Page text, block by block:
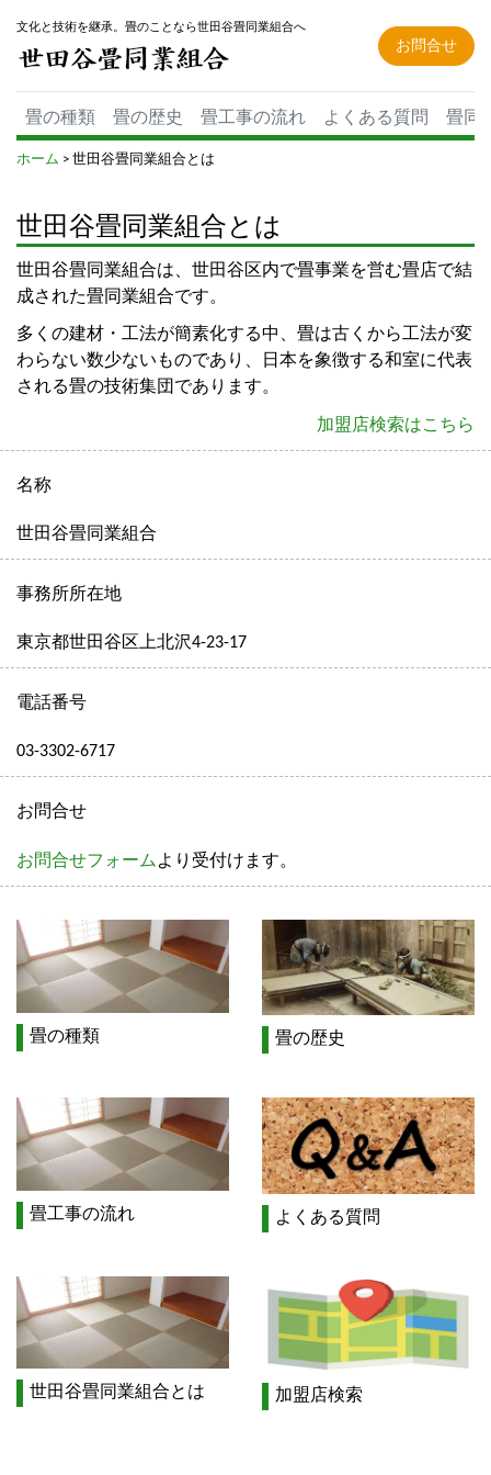
文化と技術を継承。畳のことなら世田谷畳同業組合へ
お問合せ
畳の種類 畳の歴史 畳工事の流れ よくある質問 畳同
ホーム > 世田谷畳同業組合とは
世田谷畳同業組合とは
世田谷畳同業組合は、世田谷区内で畳事業を営む畳店で結
成された畳同業組合です。
多くの建材・工法が簡素化する中、畳は古くから工法が変
わらない数少ないものであり、日本を象徴する和室に代表
される畳の技術集団であります。
加盟店検索はこちら
名称
世田谷畳同業組合
事務所所在地
東京都世田谷区上北沢4-23-17
電話番号
03-3302-6717
お問合せ
お問合せフォーム より受付けます。
畳の種類 畳の歴史
畳工事の流れ よくある質問
世田谷畳同業組合とは 加盟店検索